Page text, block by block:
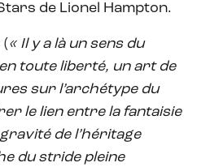
de Lionel Hampton.
« Il y a là un sens du
toute liberté, un art de
sur l’archétype du
le lien entre la fantaisie
de l’héritage
du stride pleine